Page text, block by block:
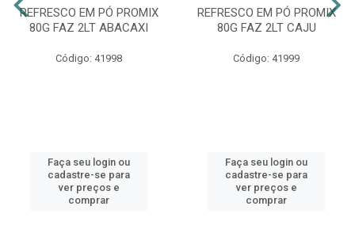
REFRESCO EM PÓ PROMIX
80G FAZ 2LT ABACAXI
Código: 41998
Faça seu login ou
cadastre-se para
ver preços e
comprar
REFRESCO EM PÓ PROMIX
80G FAZ 2LT CAJU
Código: 41999
Faça seu login ou
cadastre-se para
ver preços e
comprar